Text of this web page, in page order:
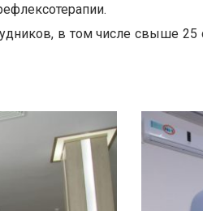
в том числе свыше